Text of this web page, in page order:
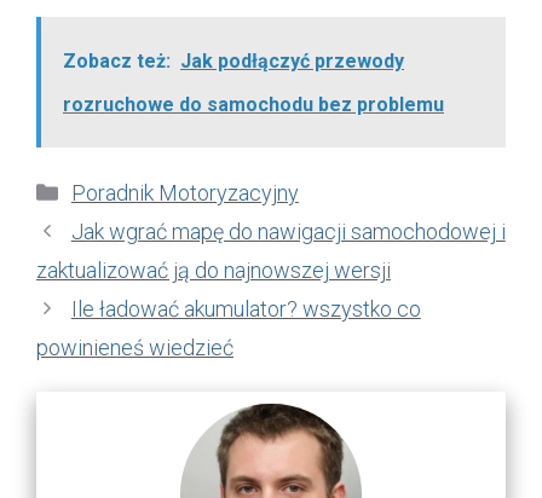
Zobacz też: Jak podłączyć przewody
rozruchowe do samochodu bez problemu
Kategorie
Poradnik Motoryzacyjny
Jak wgrać mapę do nawigacji samochodowej i
zaktualizować ją do najnowszej wersji
Ile ładować akumulator? wszystko co
powinieneś wiedzieć